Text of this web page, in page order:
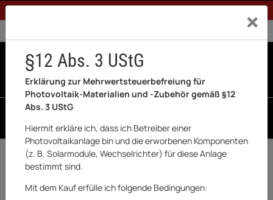
1% Rabatt bei Banküberweisung (Privatkunden)Exklusiv
Startseite
CMI
§12 Abs. 3 UStG
Erklärung zur Mehrwertsteuerbefreiung für
Photovoltaik-Materialien und -Zubehör gemäß §12
Abs. 3 UStG
Hiermit erkläre ich, dass ich Betreiber einer
Photovoltaikanlage bin und die erworbenen Komponenten
(z. B. Solarmodule, Wechselrichter) für diese Anlage
bestimmt sind.
Mit dem Kauf erfülle ich folgende Bedingungen: